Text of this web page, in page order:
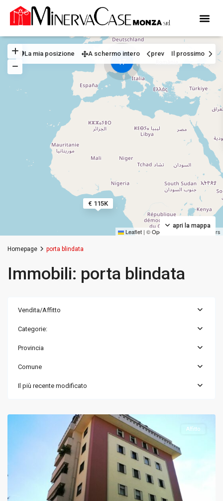
17
€ 115K
Leaflet | ©OpenStreetMap contributors
apri la mappa
La mia posizione A schermo intero prev Il prossimo
Homepage porta blindata
Immobili: porta blindata
Vendita/Affitto
Categorie:
Provincia
Comune
Il più recente modificato
Affitto